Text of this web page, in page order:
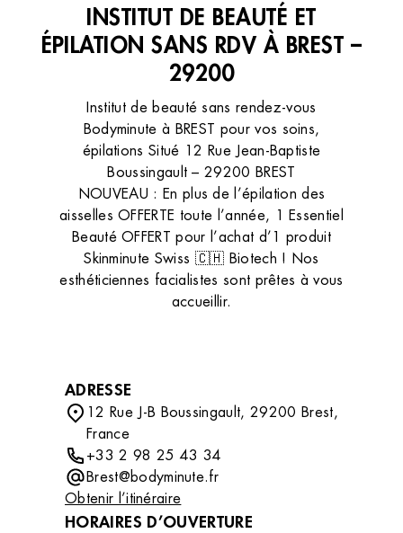
INSTITUT DE BEAUTÉ ET
ÉPILATION SANS RDV À BREST –
29200
Institut de beauté sans rendez-vous
Bodyminute à BREST pour vos soins,
épilations Situé 12 Rue Jean-Baptiste
Boussingault – 29200 BREST
NOUVEAU : En plus de l’épilation des
aisselles OFFERTE toute l’année, 1 Essentiel
Beauté OFFERT pour l’achat d’1 produit
Skinminute Swiss 🇨🇭 Biotech ! Nos
esthéticiennes facialistes sont prêtes à vous
accueillir.
ADRESSE
12 Rue J-B Boussingault, 29200 Brest,
France
+33 2 98 25 43 34
Brest@bodyminute.fr
Obtenir l’itinéraire
HORAIRES D’OUVERTURE